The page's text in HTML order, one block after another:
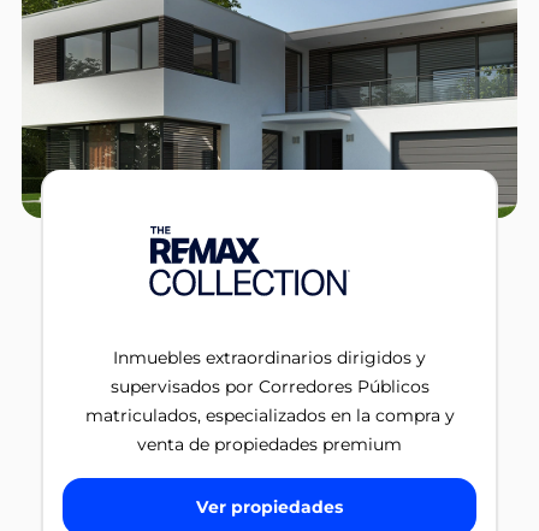
Inmuebles extraordinarios dirigidos y
supervisados por Corredores Públicos
matriculados, especializados en la compra y
venta de propiedades premium
Ver propiedades